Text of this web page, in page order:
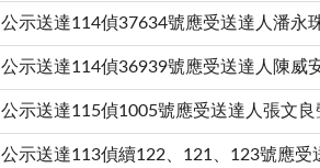
公示送達114偵37634號應受送達人潘永
公示送達114偵36939號應受送達人陳威
公示送達115偵1005號應受送達人張文
公示送達113偵續122、121、123號應受